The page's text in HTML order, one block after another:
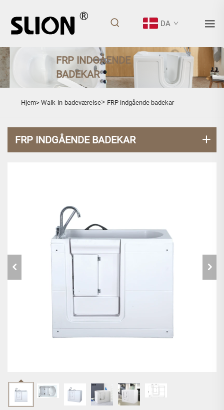
DA
FRP INDGÅENDE
BADEKAR
Hjem> Walk-in-badeværelse> FRP indgående badekar
FRP INDGÅENDE BADEKAR